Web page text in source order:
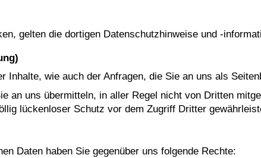
gelten die dortigen Datenschutzhinweise und -
Inhalte, wie auch der Anfragen, die Sie an uns als
an uns übermitteln, in aller Regel nicht von Dritten
lückenloser Schutz vor dem Zugriff Dritter
Daten haben Sie gegenüber uns folgende Rechte: